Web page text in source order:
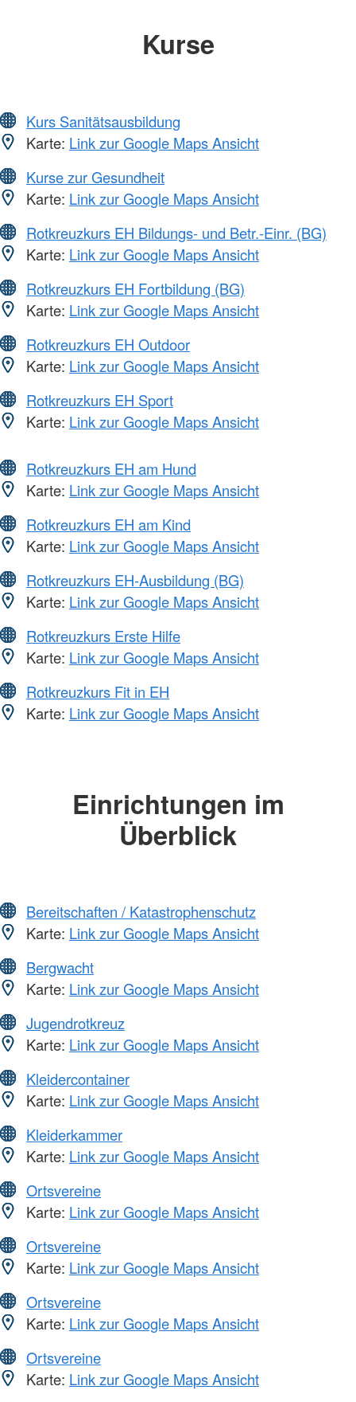
Kurse
Kurs Sanitätsausbildung
Karte: Link zur Google Maps Ansicht
Kurse zur Gesundheit
Karte: Link zur Google Maps Ansicht
Rotkreuzkurs EH Bildungs- und Betr.-Einr. (BG)
Karte: Link zur Google Maps Ansicht
Rotkreuzkurs EH Fortbildung (BG)
Karte: Link zur Google Maps Ansicht
Rotkreuzkurs EH Outdoor
Karte: Link zur Google Maps Ansicht
Rotkreuzkurs EH Sport
Karte: Link zur Google Maps Ansicht
Rotkreuzkurs EH am Hund
Karte: Link zur Google Maps Ansicht
Rotkreuzkurs EH am Kind
Karte: Link zur Google Maps Ansicht
Rotkreuzkurs EH-Ausbildung (BG)
Karte: Link zur Google Maps Ansicht
Rotkreuzkurs Erste Hilfe
Karte: Link zur Google Maps Ansicht
Rotkreuzkurs Fit in EH
Karte: Link zur Google Maps Ansicht
Einrichtungen im
Überblick
Bereitschaften / Katastrophenschutz
Karte: Link zur Google Maps Ansicht
Bergwacht
Karte: Link zur Google Maps Ansicht
Jugendrotkreuz
Karte: Link zur Google Maps Ansicht
Kleidercontainer
Karte: Link zur Google Maps Ansicht
Kleiderkammer
Karte: Link zur Google Maps Ansicht
Ortsvereine
Karte: Link zur Google Maps Ansicht
Ortsvereine
Karte: Link zur Google Maps Ansicht
Ortsvereine
Karte: Link zur Google Maps Ansicht
Ortsvereine
Karte: Link zur Google Maps Ansicht